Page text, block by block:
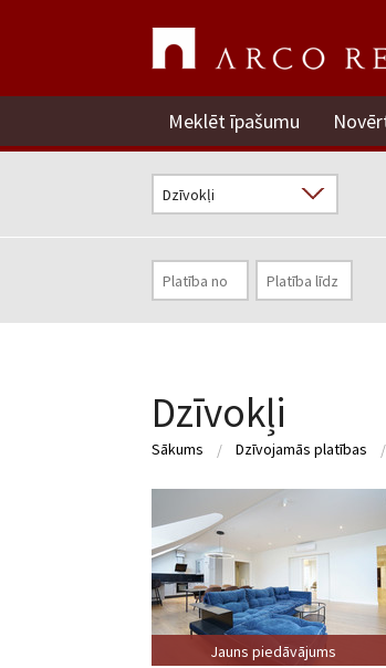
Meklēt īpašumu
Dzīvokļi
Sākums Dzīvojamās platības
Jauns piedāvājums